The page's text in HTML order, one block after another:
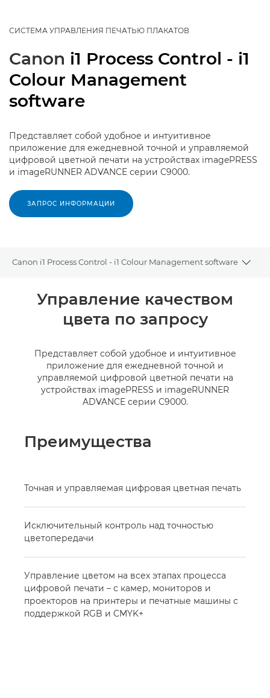
СИСТЕМА УПРАВЛЕНИЯ ПЕЧАТЬЮ ПЛАКАТОВ
Canon i1 Process Control - i1
Colour Management
software
Представляет собой удобное и интуитивное
приложение для ежедневной точной и управляемой
цифровой цветной печати на устройствах imagePRESS
и imageRUNNER ADVANCE серии C9000.
ЗАПРОС ИНФОРМАЦИИ
Canon i1 Process Control - i1 Colour Management software
Общая информация
Управление качеством
цвета по запросу
Представляет собой удобное и интуитивное
приложение для ежедневной точной и
управляемой цифровой цветной печати на
устройствах imagePRESS и imageRUNNER
ADVANCE серии C9000.
Преимущества
Точная и управляемая цифровая цветная печать
Исключительный контроль над точностью
цветопередачи
Управление цветом на всех этапах процесса
цифровой печати – с камер, мониторов и
проекторов на принтеры и печатные машины с
поддержкой RGB и CMYK+